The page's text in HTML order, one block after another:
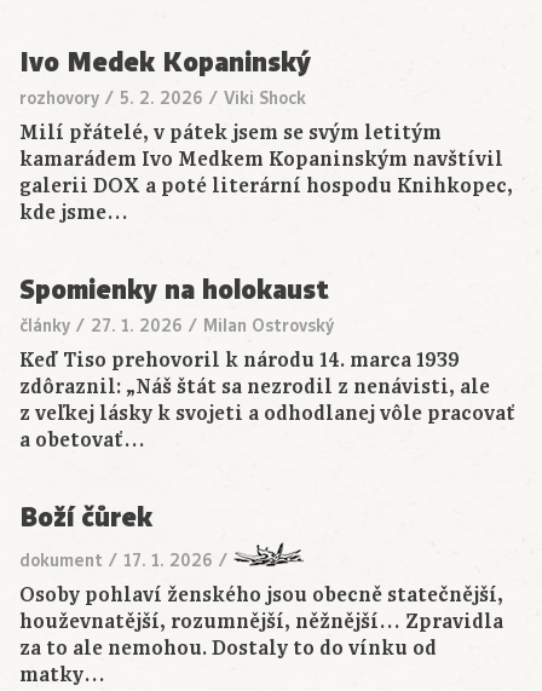
Ivo Medek Kopaninský
rozhovory / 5. 2. 2026 / Viki Shock
Milí přátelé, v pátek jsem se svým letitým
kamarádem Ivo Medkem Kopaninským navštívil
galerii DOX a poté literární hospodu Knihkopec,
kde jsme…
Spomienky na holokaust
články / 27. 1. 2026 / Milan Ostrovský
Keď Tiso prehovoril k národu 14. marca 1939
zdôraznil: „Náš štát sa nezrodil z nenávisti, ale
z veľkej lásky k svojeti a odhodlanej vôle pracovať
a obetovať…
Boží čůrek
dokument / 17. 1. 2026 /
Osoby pohlaví ženského jsou obecně statečnější,
houževnatější, rozumnější, něžnější… Zpravidla
za to ale nemohou. Dostaly to do vínku od
matky…